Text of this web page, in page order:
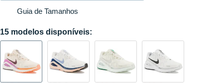
Guia de Tamanhos
15 modelos disponíveis: